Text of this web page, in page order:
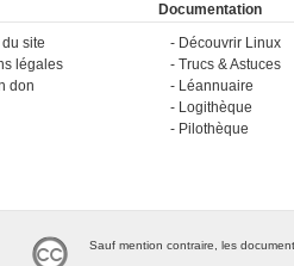
site
légales
don
Documentation
Découvrir Linux
Trucs & Astuces
Léannuaire
Logithèque
Pilothèque
Sauf mention contraire, les